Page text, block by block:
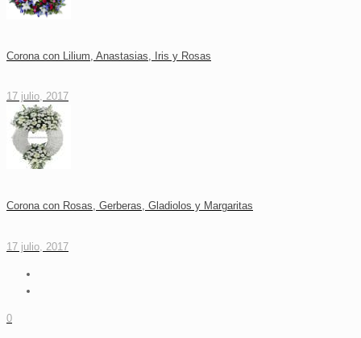
Corona con Lilium, Anastasias, Iris y Rosas
17 julio, 2017
Corona con Rosas, Gerberas, Gladiolos y Margaritas
17 julio, 2017
0